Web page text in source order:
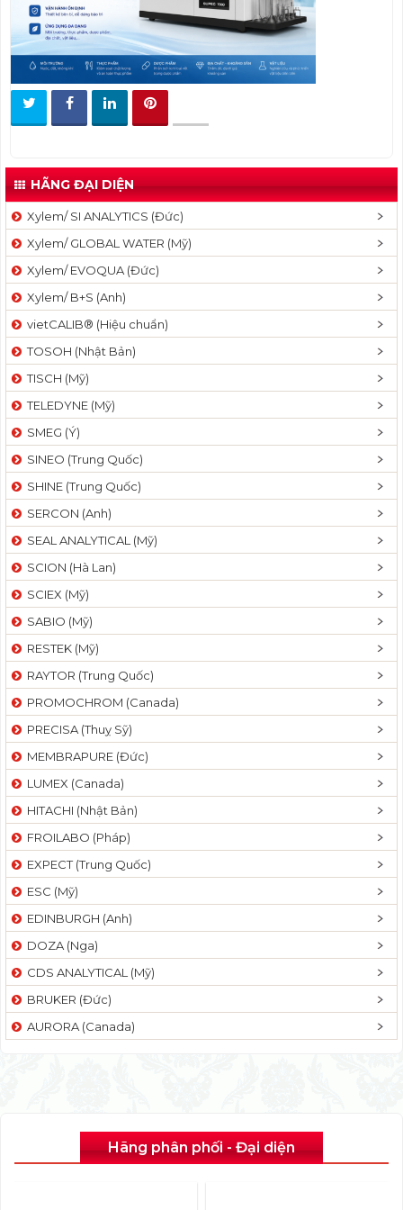
HÃNG ĐẠI DIỆN
Xylem/ SI ANALYTICS (Đức)
Xylem/ GLOBAL WATER (Mỹ)
Xylem/ EVOQUA (Đức)
Xylem/ B+S (Anh)
vietCALIB® (Hiệu chuẩn)
TOSOH (Nhật Bản)
TISCH (Mỹ)
TELEDYNE (Mỹ)
SMEG (Ý)
SINEO (Trung Quốc)
SHINE (Trung Quốc)
SERCON (Anh)
SEAL ANALYTICAL (Mỹ)
SCION (Hà Lan)
SCIEX (Mỹ)
SABIO (Mỹ)
RESTEK (Mỹ)
RAYTOR (Trung Quốc)
PROMOCHROM (Canada)
PRECISA (Thuỵ Sỹ)
MEMBRAPURE (Đức)
LUMEX (Canada)
HITACHI (Nhật Bản)
FROILABO (Pháp)
EXPECT (Trung Quốc)
ESC (Mỹ)
EDINBURGH (Anh)
DOZA (Nga)
CDS ANALYTICAL (Mỹ)
BRUKER (Đức)
AURORA (Canada)
Hãng phân phối - Đại diện